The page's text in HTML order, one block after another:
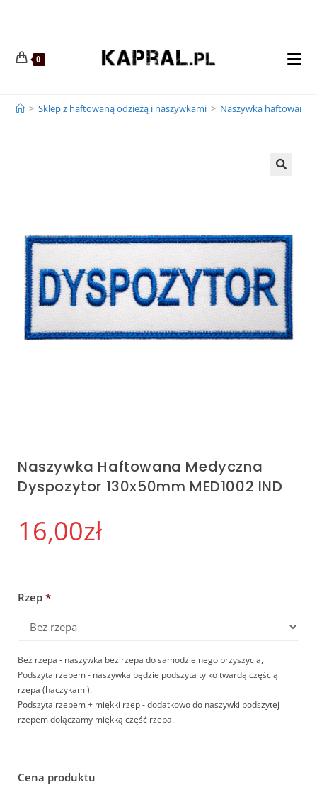
0
> Sklep z haftowaną odzieżą i naszywkami > Naszywka haftowana
Naszywka Haftowana Medyczna
Dyspozytor 130x50mm MED1002 IND
16,00zł
Rzep *
Bez rzepa - naszywka bez rzepa do samodzielnego przyszycia,
Podszyta rzepem - naszywka będzie podszyta tylko twardą częścią
rzepa (haczykami).
Podszyta rzepem + miękki rzep - dodatkowo do naszywki podszytej
rzepem dołączamy miękką część rzepa.
Cena produktu